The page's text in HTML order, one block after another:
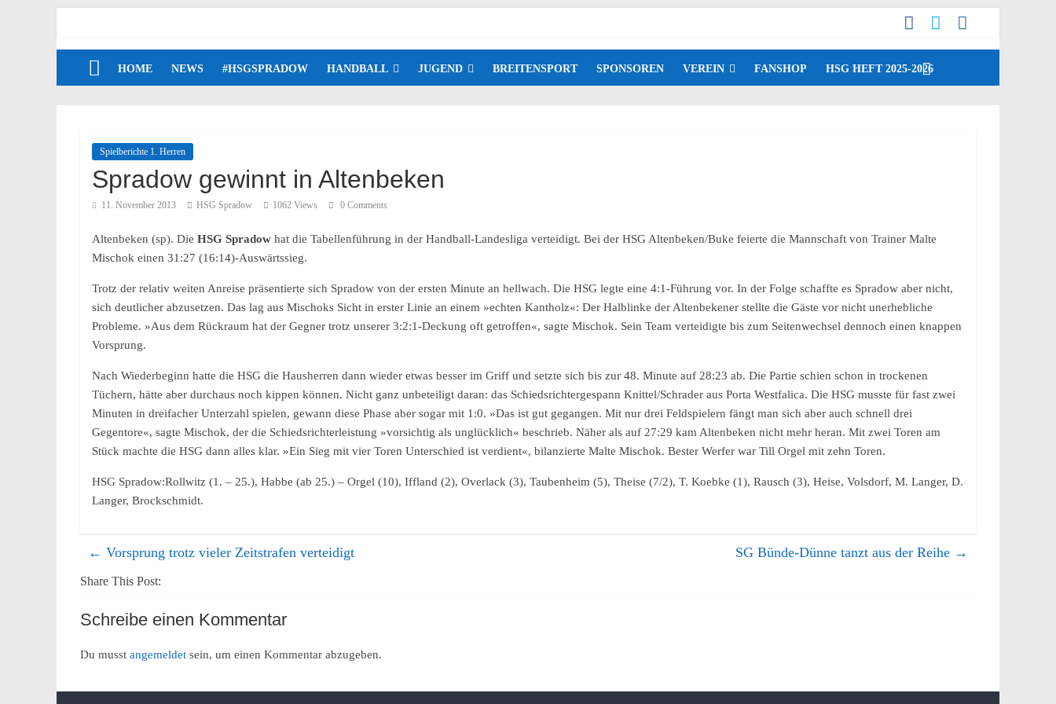
HOME NEWS #HSGSPRADOW HANDBALL JUGEND BREITENSPORT SPONSOREN VEREIN FANSHOP HSG HEFT 2025-2026
Spielberichte 1. Herren
Spradow gewinnt in Altenbeken
11. November 2013 HSG Spradow 1062 Views 0 Comments
Altenbeken (sp). Die HSG Spradow hat die Tabellenführung in der Handball-Landesliga verteidigt. Bei der HSG Altenbeken/Buke feierte die Mannschaft von Trainer Malte
Mischok einen 31:27 (16:14)-Auswärtssieg.
Trotz der relativ weiten Anreise präsentierte sich Spradow von der ersten Minute an hellwach. Die HSG legte eine 4:1-Führung vor. In der Folge schaffte es Spradow aber nicht,
sich deutlicher abzusetzen. Das lag aus Mischoks Sicht in erster Linie an einem »echten Kantholz«: Der Halblinke der Altenbekener stellte die Gäste vor nicht unerhebliche
Probleme. »Aus dem Rückraum hat der Gegner trotz unserer 3:2:1-Deckung oft getroffen«, sagte Mischok. Sein Team verteidigte bis zum Seitenwechsel dennoch einen knappen
Vorsprung.
Nach Wiederbeginn hatte die HSG die Hausherren dann wieder etwas besser im Griff und setzte sich bis zur 48. Minute auf 28:23 ab. Die Partie schien schon in trockenen
Tüchern, hätte aber durchaus noch kippen können. Nicht ganz unbeteiligt daran: das Schiedsrichtergespann Knittel/Schrader aus Porta Westfalica. Die HSG musste für fast zwei
Minuten in dreifacher Unterzahl spielen, gewann diese Phase aber sogar mit 1:0. »Das ist gut gegangen. Mit nur drei Feldspielern fängt man sich aber auch schnell drei
Gegentore«, sagte Mischok, der die Schiedsrichterleistung »vorsichtig als unglücklich« beschrieb. Näher als auf 27:29 kam Altenbeken nicht mehr heran. Mit zwei Toren am
Stück machte die HSG dann alles klar. »Ein Sieg mit vier Toren Unterschied ist verdient«, bilanzierte Malte Mischok. Bester Werfer war Till Orgel mit zehn Toren.
HSG Spradow:Rollwitz (1. – 25.), Habbe (ab 25.) – Orgel (10), Iffland (2), Overlack (3), Taubenheim (5), Theise (7/2), T. Koebke (1), Rausch (3), Heise, Volsdorf, M. Langer, D.
Langer, Brockschmidt.
← Vorsprung trotz vieler Zeitstrafen verteidigt SG Bünde-Dünne tanzt aus der Reihe →
Share This Post:
Schreibe einen Kommentar
Du musst angemeldet sein, um einen Kommentar abzugeben.